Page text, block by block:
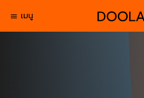
menu เมนู